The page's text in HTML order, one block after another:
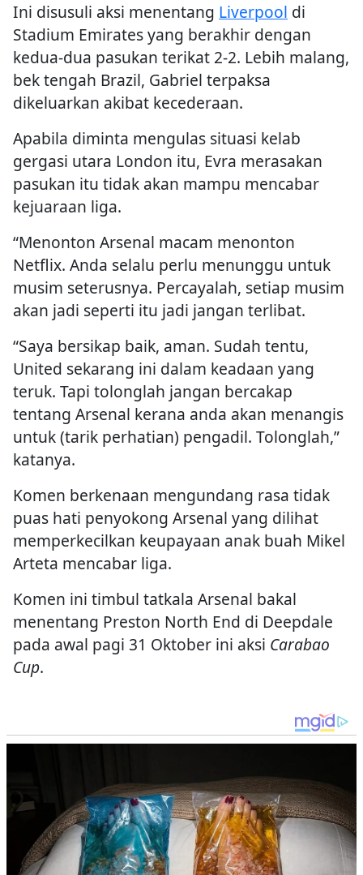
Ini disusuli aksi menentang Liverpool di
Stadium Emirates yang berakhir dengan
kedua-dua pasukan terikat 2-2. Lebih malang,
bek tengah Brazil, Gabriel terpaksa
dikeluarkan akibat kecederaan.
Apabila diminta mengulas situasi kelab
gergasi utara London itu, Evra merasakan
pasukan itu tidak akan mampu mencabar
kejuaraan liga.
“Menonton Arsenal macam menonton
Netflix. Anda selalu perlu menunggu untuk
musim seterusnya. Percayalah, setiap musim
akan jadi seperti itu jadi jangan terlibat.
“Saya bersikap baik, aman. Sudah tentu,
United sekarang ini dalam keadaan yang
teruk. Tapi tolonglah jangan bercakap
tentang Arsenal kerana anda akan menangis
untuk (tarik perhatian) pengadil. Tolonglah,”
katanya.
Komen berkenaan mengundang rasa tidak
puas hati penyokong Arsenal yang dilihat
memperkecilkan keupayaan anak buah Mikel
Arteta mencabar liga.
Komen ini timbul tatkala Arsenal bakal
menentang Preston North End di Deepdale
pada awal pagi 31 Oktober ini aksi Carabao
Cup.